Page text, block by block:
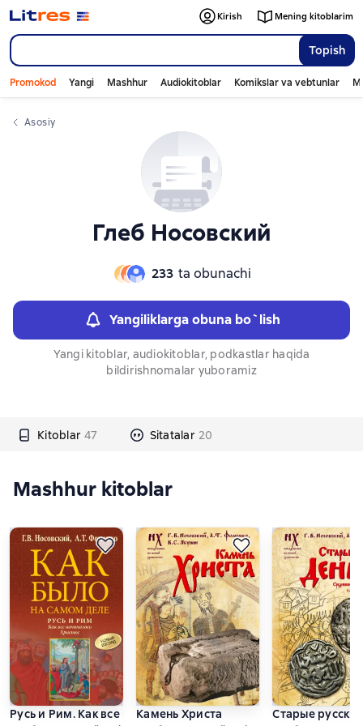
Topish
Kirish Mening kitoblarim
Promokod Yangi Mashhur Audiokitoblar Komikslar va vebtunlar
Asosiy
Глеб Носовский
233 ta obunachi
Yangiliklarga obuna bo`lish
Yangi kitoblar, audiokitoblar, podkastlar haqida
bildirishnomalar yuboramiz
Kitoblar 47 Sitatalar 20
Слайдер с книгами
Mashhur kitoblar
Русь и Рим. Как все начиналось. Христос
Камень Христа
Старые
Слайдер с книгами